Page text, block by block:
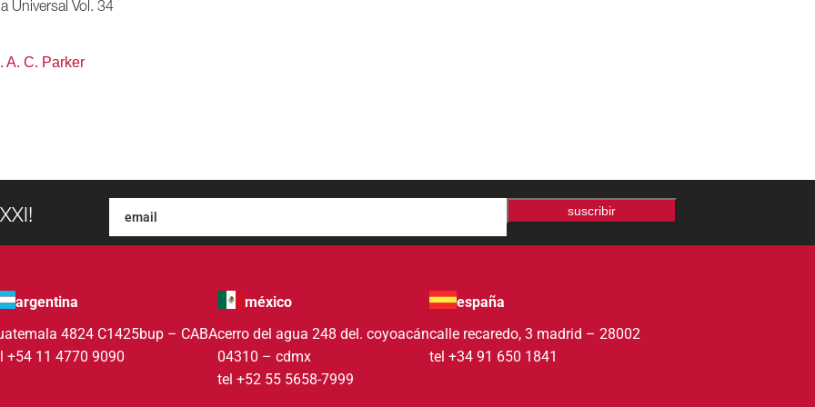
Universal Vol. 34
A. C. Parker
suscribir
argentina
4824 C1425bup – CABA
+54 11 4770 9090
méxico
cerro del agua 248 del. coyoacán
04310 – cdmx
tel +52 55 5658-7999
españa
calle recaredo, 3 madrid – 28002
tel +34 91 650 1841